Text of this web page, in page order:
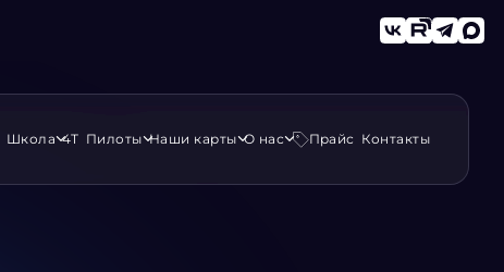
Школа 4Т Пилоты Наши карты О нас Прайс Контакты